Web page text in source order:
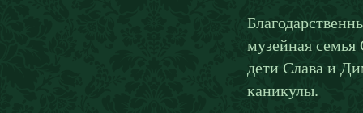
музейная
дети Слава и
каникулы.